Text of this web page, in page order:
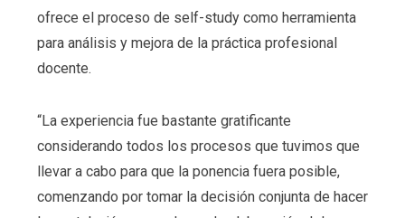
ofrece el proceso de self-study como herramienta
para análisis y mejora de la práctica profesional
docente.
“La experiencia fue bastante gratificante
considerando todos los procesos que tuvimos que
llevar a cabo para que la ponencia fuera posible,
comenzando por tomar la decisión conjunta de hacer